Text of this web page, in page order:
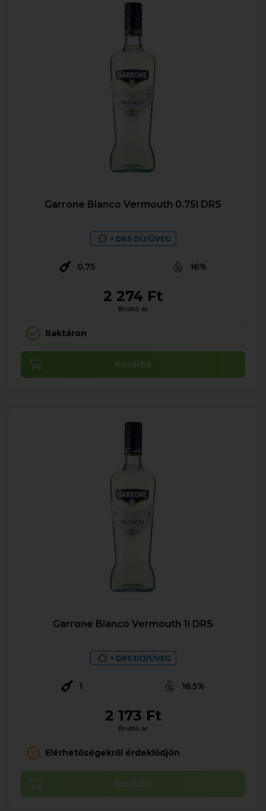
Garrone Bianco Vermouth 0.75l DRS
+ DRS DÍJ/ÜVEG
0,75 16%
2 274 Ft
Bruttó ár
Raktáron
Kosárba
Garrone Bianco Vermouth 1l DRS
+ DRS DÍJ/ÜVEG
1 16.5%
2 173 Ft
Bruttó ár
Elérhetőségekről érdeklődjön
Kosárba